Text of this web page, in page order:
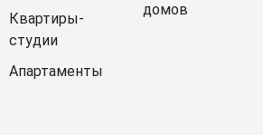
Квартиры-
студии
Апартаменты
домов